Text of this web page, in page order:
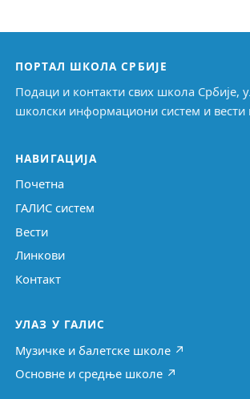
ПОРТАЛ ШКОЛА СРБИЈЕ
Подаци и контакти свих школа Србије,
школски информациони систем и вести
НАВИГАЦИЈА
Почетна
ГАЛИС систем
Вести
Линкови
Контакт
УЛАЗ У ГАЛИС
Музичке и балетске школе ↗
Основне и средње школе ↗